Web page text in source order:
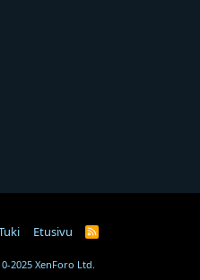
Etusivu
R
2025 XenForo Ltd.